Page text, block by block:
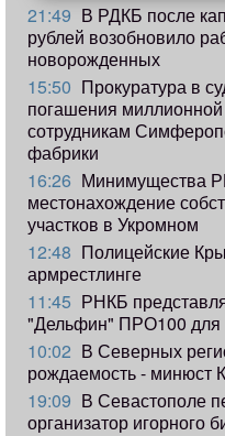
21:49 В РДКБ после
рублей возобновило
новорожденных
15:50 Прокуратура в
погашения
сотрудникам
фабрики
16:26 Минимущества
местонахождение
участков в Укромном
12:48 Полицейские
армрестлинге
11:45 РНКБ
"Дельфин" ПРО100 для
10:02 В Северных
рождаемость - минюст
19:09 В Севастополе
организатор игорного